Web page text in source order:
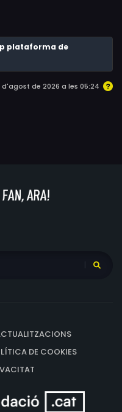
grup té una tendència
d'acció i
els objectius del
plataforma de
de 2026 a les 05:24
DE COOKIES